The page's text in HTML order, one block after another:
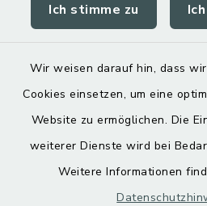
Ich stimme zu
Wir weisen darauf hin, dass
Cookies einsetzen, um eine
Website zu ermöglichen. Die
weiterer Dienste wird bei
Weitere Informationen
Kontakt